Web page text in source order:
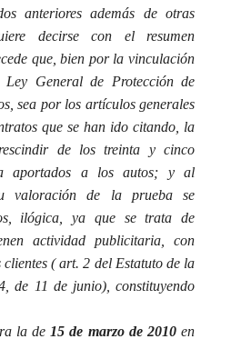
anteriores además de otras
decirse con el resumen
que, bien por la vinculación
General de Protección de
sea por los artículos generales
que se han ido citando, la
de los treinta y cinco
aportados a los autos; y al
valoración de la prueba se
ilógica, ya que se trata de
actividad publicitaria, con
( art. 2 del Estatuto de la
de 11 de junio), constituyendo
la de 15 de marzo de 2010en